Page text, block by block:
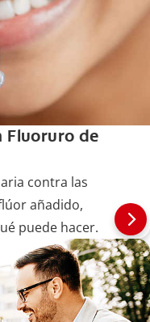
Fluoruro de
contra las
añadido,
puede hacer.